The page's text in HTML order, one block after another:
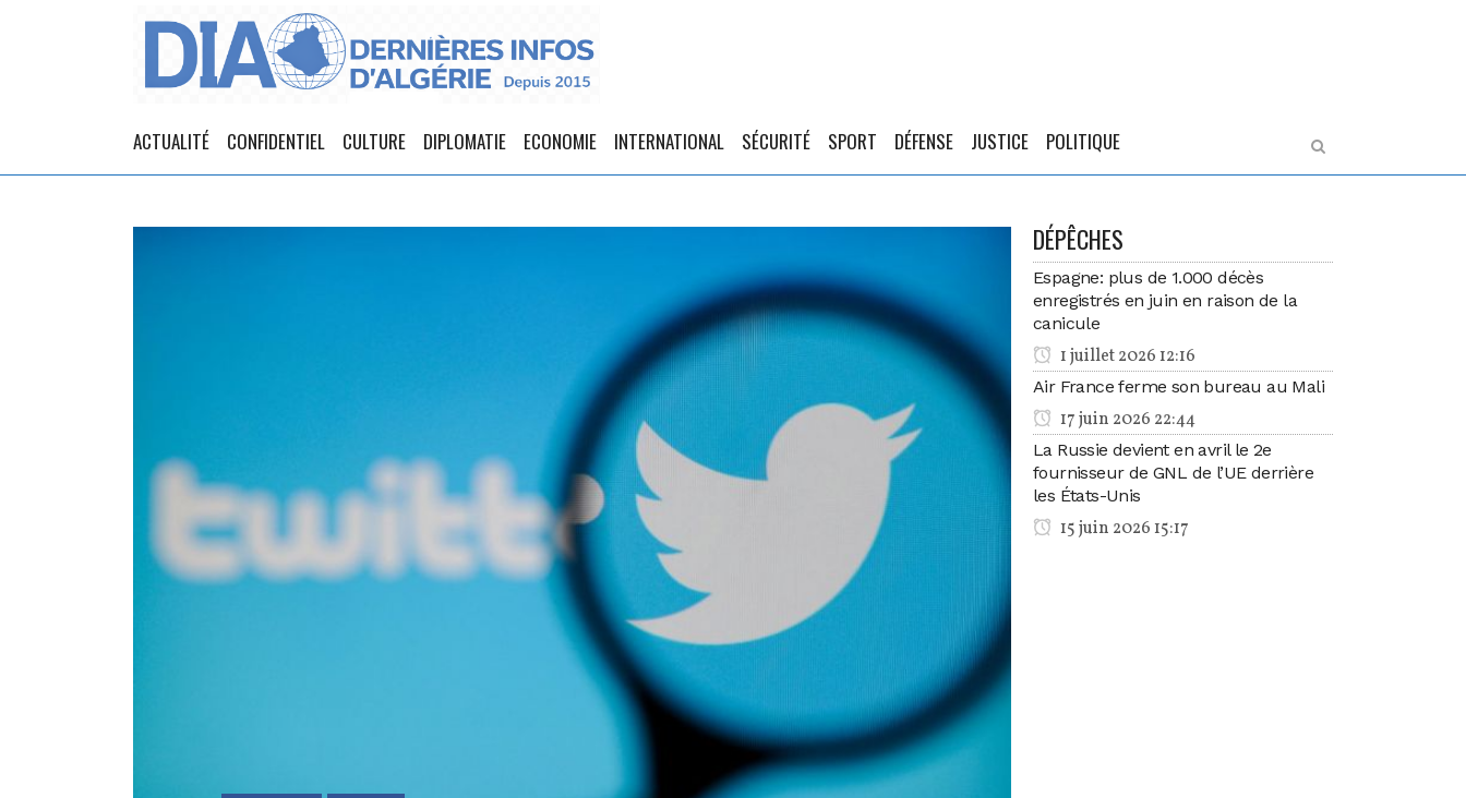
ACTUALITÉ CONFIDENTIEL CULTURE DIPLOMATIE ECONOMIE INTERNATIONAL SÉCURITÉ SPORT DÉFENSE JUSTICE POLITIQUE
DÉPÊCHES
Espagne: plus de 1.000 décès
enregistrés en juin en raison de la
canicule
1 juillet 2026 12:16
Air France ferme son bureau au Mali
17 juin 2026 22:44
La Russie devient en avril le 2e
fournisseur de GNL de l’UE derrière
les États-Unis
15 juin 2026 15:17